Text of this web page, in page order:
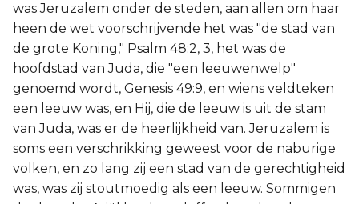
was Jeruzalem onder de steden, aan allen om haar
heen de wet voorschrijvende het was "de stad van
de grote Koning," Psalm 48:2, 3, het was de
hoofdstad van Juda, die "een leeuwenwelp"
genoemd wordt, Genesis 49:9, en wiens veldteken
een leeuw was, en Hij, die de leeuw is uit de stam
van Juda, was er de heerlijkheid van. Jeruzalem is
soms een verschrikking geweest voor de naburige
volken, en zo lang zij een stad van de gerechtigheid
was, was zij stoutmoedig als een leeuw. Sommigen